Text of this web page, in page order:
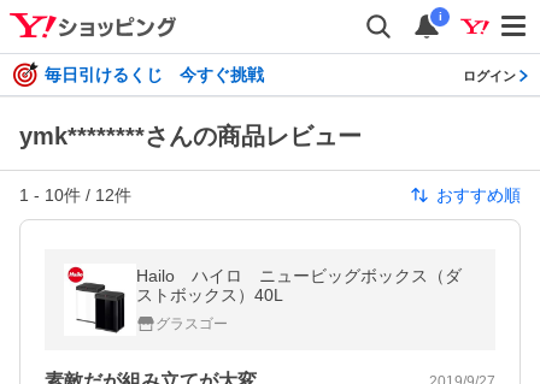
i
毎日引けるくじ 今すぐ挑戦 ログイン
ymk********さんの商品レビュー
1 - 10件 / 12件 おすすめ順
Hailo ハイロ ニュービッグボックス（ダ
ストボックス）40L
グラスゴー